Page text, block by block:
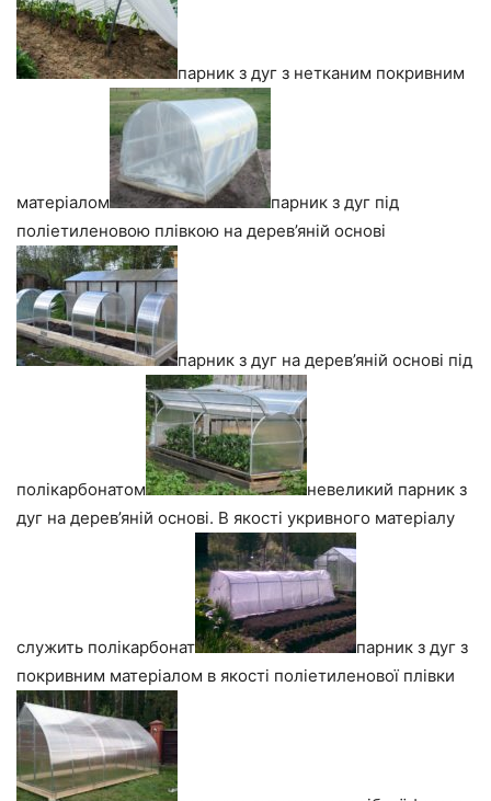
парник з дуг з нетканим покривним
матеріалом
парник з дуг під
поліетиленовою плівкою на дерев’яній основі
парник з дуг на дерев’яній основі під
полікарбонатом
невеликий парник з
дуг на дерев’яній основі. В якості укривного матеріалу
служить полікарбонат
парник з дуг з
покривним матеріалом в якості поліетиленової плівки